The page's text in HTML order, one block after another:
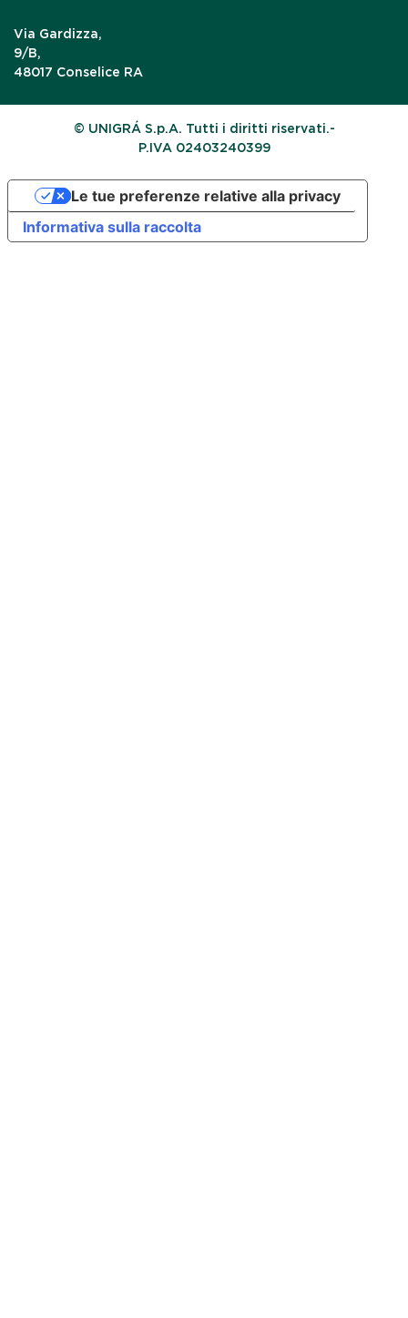
Via Gardizza,
9/B,
48017 Conselice RA
© UNIGRÁ S.p.A. Tutti i diritti riservati.-
P.IVA 02403240399
Informativa sulla raccolta
Le tue preferenze relative alla privacy